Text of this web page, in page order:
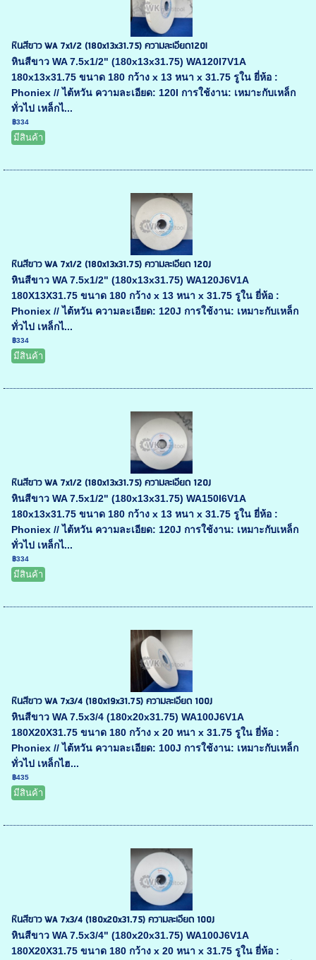
หินสีขาว WA 7x1/2 (180x13x31.75) ความละเอียด120l
หินสีขาว WA 7.5x1/2" (180x13x31.75) WA120I7V1A
180x13x31.75 ขนาด 180 กว้าง x 13 หนา x 31.75 รูใน ยี่ห้อ :
Phoniex // ไต้หวัน ความละเอียด: 120I การใช้งาน: เหมาะกับเหล็ก
ทั่วไป เหล็กไ...
฿334
มีสินค้า
หินสีขาว WA 7x1/2 (180x13x31.75) ความละเอียด 120J
หินสีขาว WA 7.5x1/2" (180x13x31.75) WA120J6V1A
180X13X31.75 ขนาด 180 กว้าง x 13 หนา x 31.75 รูใน ยี่ห้อ :
Phoniex // ไต้หวัน ความละเอียด: 120J การใช้งาน: เหมาะกับเหล็ก
ทั่วไป เหล็กไ...
฿334
มีสินค้า
หินสีขาว WA 7x1/2 (180x13x31.75) ความละเอียด 120J
หินสีขาว WA 7.5x1/2" (180x13x31.75) WA150I6V1A
180x13x31.75 ขนาด 180 กว้าง x 13 หนา x 31.75 รูใน ยี่ห้อ :
Phoniex // ไต้หวัน ความละเอียด: 120J การใช้งาน: เหมาะกับเหล็ก
ทั่วไป เหล็กไ...
฿334
มีสินค้า
หินสีขาว WA 7x3/4 (180x19x31.75) ความละเอียด 100J
หินสีขาว WA 7.5x3/4 (180x20x31.75) WA100J6V1A
180X20X31.75 ขนาด 180 กว้าง x 20 หนา x 31.75 รูใน ยี่ห้อ :
Phoniex // ไต้หวัน ความละเอียด: 100J การใช้งาน: เหมาะกับเหล็ก
ทั่วไป เหล็กไฮ...
฿435
มีสินค้า
หินสีขาว WA 7x3/4 (180x20x31.75) ความละเอียด 100J
หินสีขาว WA 7.5x3/4" (180x20x31.75) WA100J6V1A
180X20X31.75 ขนาด 180 กว้าง x 20 หนา x 31.75 รูใน ยี่ห้อ :